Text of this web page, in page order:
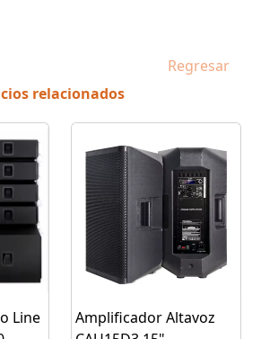
Regresar
relacionados
Line
Amplificador Altavoz